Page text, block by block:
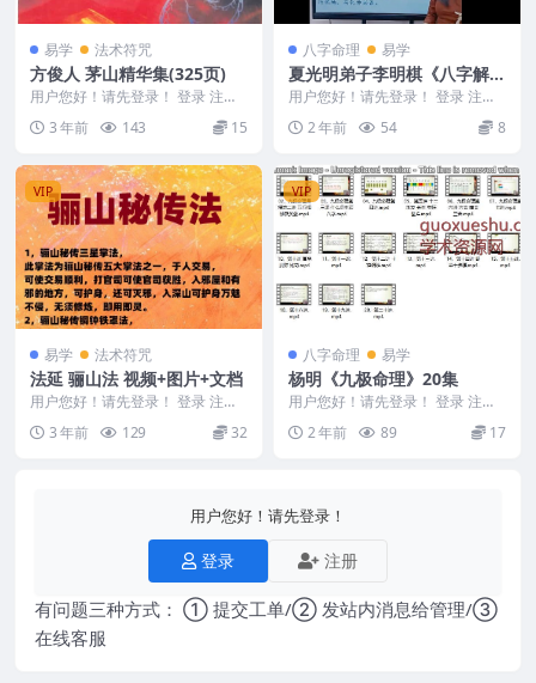
易学 法术符咒
方俊人 茅山精华集(325页)
用户您好！请先登录！ 登录 注册
茅山精华集(325页) Y2305-073
3 年前 143 15
八字命理 易学
夏光明弟子李明棋《八字解盘
思路深度破译大揭秘》1集Y
用户您好！请先登录！ 登录 注册
夏光明弟子李明棋《八字解盘思路
深度破译大揭秘》...
2 年前 54 8
VIP
易学 法术符咒
法延 骊山法 视频+图片+文档
用户您好！请先登录！ 登录 注册
法延 骊山法 视频+图片+文档 240
1283...
3 年前 129 32
VIP
八字命理 易学
杨明《九极命理》20集
用户您好！请先登录！ 登录 注册
杨明《九极命理》20集 240678 杨
明《九...
2 年前 89 17
用户您好！请先登录！
登录 注册
有问题三种方式： ① 提交工单/② 发站内消息给管理/③
在线客服